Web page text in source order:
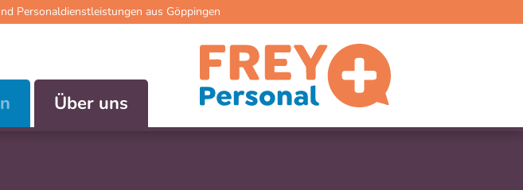
Personaldienstleistungen aus Göppingen
Über uns